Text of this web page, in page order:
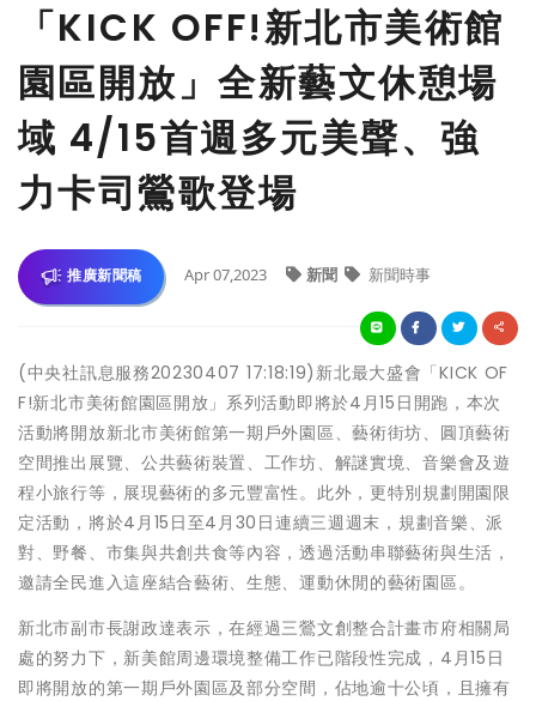
「KICK OFF!新北市美術館
園區開放」全新藝文休憩場
域 4/15首週多元美聲、強
力卡司鶯歌登場
推廣新聞稿 Apr 07,2023 新聞 新聞時事
(中央社訊息服務20230407 17:18:19)新北最大盛會「KICK OF
F!新北市美術館園區開放」系列活動即將於4月15日開跑，本次
活動將開放新北市美術館第一期戶外園區、藝術街坊、圓頂藝術
空間推出展覽、公共藝術裝置、工作坊、解謎實境、音樂會及遊
程小旅行等，展現藝術的多元豐富性。此外，更特別規劃開園限
定活動，將於4月15日至4月30日連續三週週末，規劃音樂、派
對、野餐、市集與共創共食等內容，透過活動串聯藝術與生活，
邀請全民進入這座結合藝術、生態、運動休閒的藝術園區。
新北市副市長謝政達表示，在經過三鶯文創整合計畫市府相關局
處的努力下，新美館周邊環境整備工作已階段性完成，4月15日
即將開放的第一期戶外園區及部分空間，佔地逾十公頃，且擁有